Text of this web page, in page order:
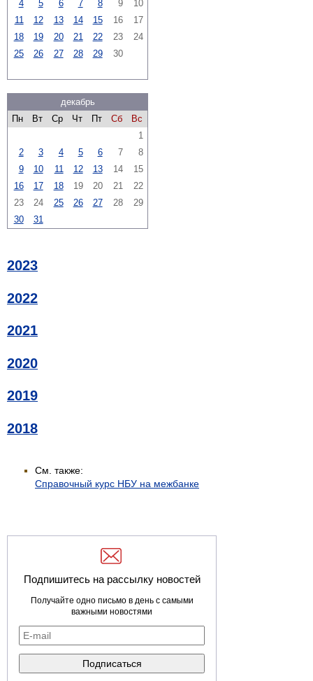
4 5 6 7 8 9
10
11
12 13 14 15 16
17
18
19 20 21 22 23
24
25
26 27 28 29 30
декабрь
Пн
Вт Ср Чт Пт Сб
Вс
1
2
3 4 5 6 7
8
9
10 11 12 13 14
15
16
17 18 19 20 21
22
23
24 25 26 27 28
29
30
31
2023
2022
2021
2020
2019
2018
См. также:
Справочный курс НБУ на межбанке
Подпишитесь на рассылку новостей
Получайте одно письмо в день с самыми
важными новостями